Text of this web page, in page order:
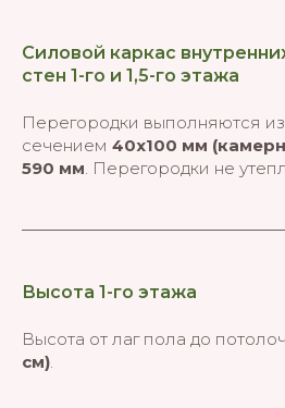
Силовой каркас
стен 1-го и 1,5-го этажа
Перегородки выполняются
сечением 40х100 мм
590 мм. Перегородки не
Высота 1-го этажа
Высота от лаг пола до
см).